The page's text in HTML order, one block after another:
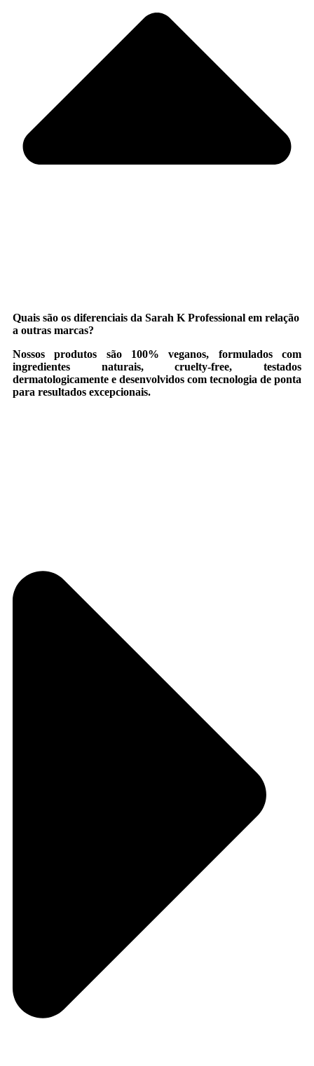
Quais são os diferenciais da Sarah K Professional em relação
a outras marcas?
Nossos produtos são 100% veganos, formulados com
ingredientes naturais, cruelty-free, testados
dermatologicamente e desenvolvidos com tecnologia de ponta
para resultados excepcionais.